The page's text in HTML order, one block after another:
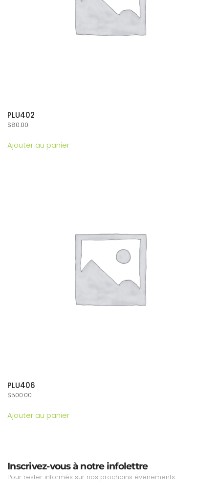
PLU402
$80.00
Ajouter au panier
PLU406
$500.00
Ajouter au panier
Inscrivez-vous à notre infolettre
Pour rester informés sur nos prochains événements